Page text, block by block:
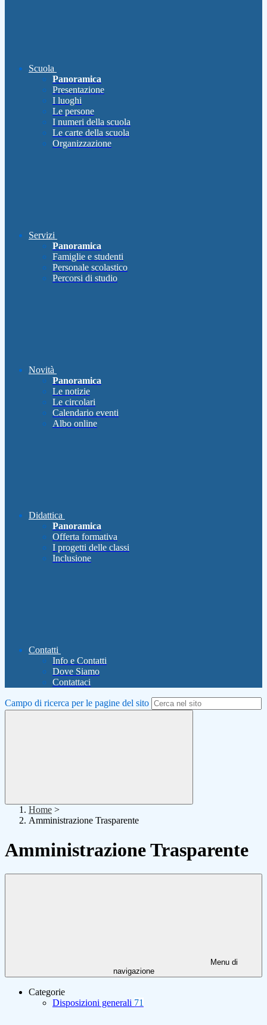
Scuola
Panoramica
Presentazione
I luoghi
Le persone
I numeri della scuola
Le carte della scuola
Organizzazione
Servizi
Panoramica
Famiglie e studenti
Personale scolastico
Percorsi di studio
Novità
Panoramica
Le notizie
Le circolari
Calendario eventi
Albo online
Didattica
Panoramica
Offerta formativa
I progetti delle classi
Inclusione
Contatti
Info e Contatti
Dove Siamo
Contattaci
Campo di ricerca per le pagine del sito
Home >
Amministrazione Trasparente
Amministrazione Trasparente
Menu di
navigazione
Categorie
Disposizioni generali 71